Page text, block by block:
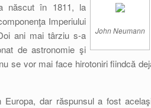
John Neumann
născut în 1811, la
Imperiului
ani mai târziu s-a
de astronomie şi
se vor mai face hirotoniri fiindcă
dar răspunsul a fost